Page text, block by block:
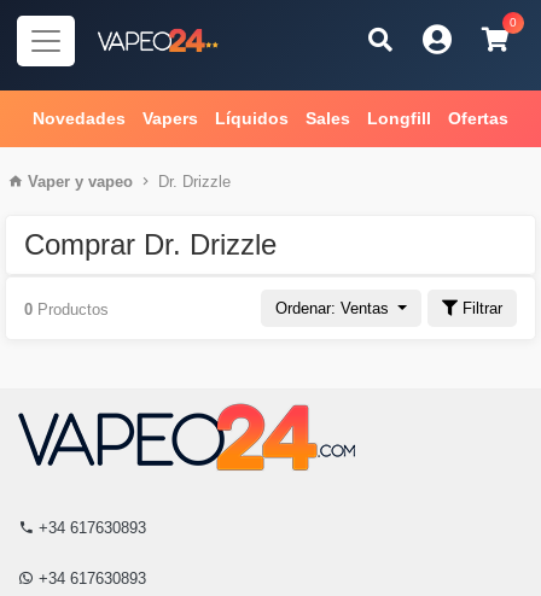
0
Novedades Vapers Líquidos Sales Longfill Ofertas
Vaper y vapeo Dr. Drizzle
Comprar Dr. Drizzle
Ordenar: Ventas Filtrar
0 Productos
+34 617630893
+34 617630893